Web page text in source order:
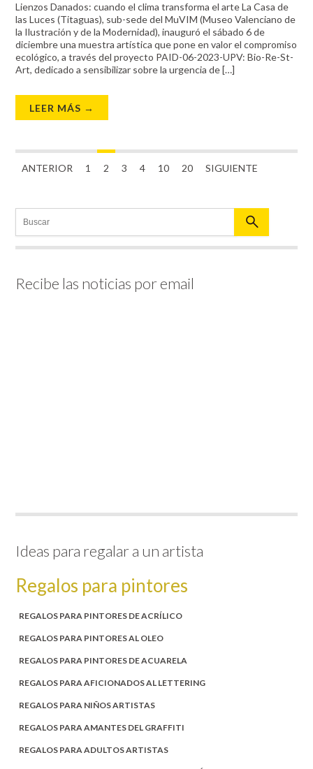
Lienzos Danados: cuando el clima transforma el arte La Casa de
las Luces (Titaguas), sub-sede del MuVIM (Museo Valenciano de
la Ilustración y de la Modernidad), inauguró el sábado 6 de
diciembre una muestra artística que pone en valor el compromiso
ecológico, a través del proyecto PAID-06-2023-UPV: Bio-Re-St-
Art, dedicado a sensibilizar sobre la urgencia de […]
LEER MÁS →
ANTERIOR 1 2 3 4 10 20 SIGUIENTE
Recibe las noticias por email
Ideas para regalar a un artista
Regalos para pintores
REGALOS PARA PINTORES DE ACRÍLICO
REGALOS PARA PINTORES AL OLEO
REGALOS PARA PINTORES DE ACUARELA
REGALOS PARA AFICIONADOS AL LETTERING
REGALOS PARA NIÑOS ARTISTAS
REGALOS PARA AMANTES DEL GRAFFITI
REGALOS PARA ADULTOS ARTISTAS